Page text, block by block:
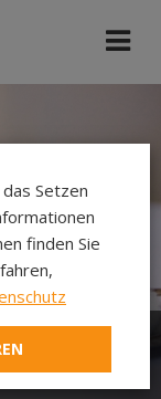
Setzen
finden Sie